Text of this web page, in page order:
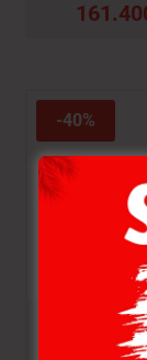
-40%
CAT
Hex Stat